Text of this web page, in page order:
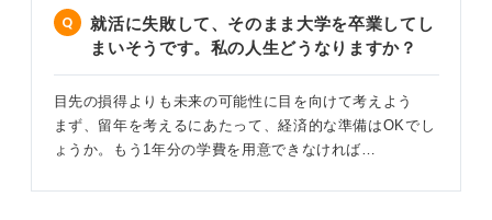
して終わりではありません。
そこで大切なのは、パニックにならずに「なぜうまくい
かなかったのか」を冷静に分析し、改善点を見つけるこ
とです。そのうえで、就職留年や追加募集などを冷静に
検討すれば、挽回のチャンスは十分にあります。
そして、万が一、卒業までに就職先が決まらなかったと
就活に失敗して、そのまま大学を卒業してし
まいそうです。私の人生どうなりますか？
目先の損得よりも未来の可能性に目を向けて考えよう
まず、留年を考えるにあたって、経済的な準備はOKでし
ょうか。もう1年分の学費を用意できなければ…